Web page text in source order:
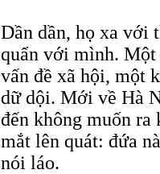
Dần dần, họ xa với
quẩn với mình. Một
vấn đề xã hội, một
dữ dội. Mới về Hà
đến không muốn ra
mắt lên quát: đứa
nói láo.